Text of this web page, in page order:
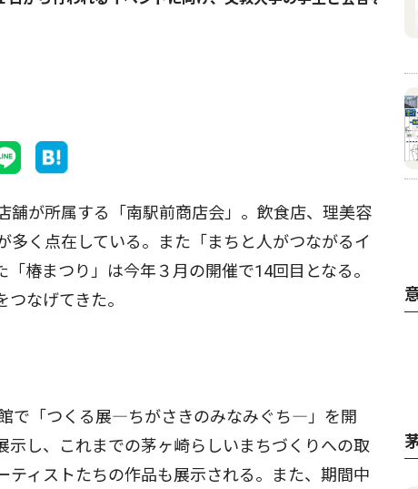
が所属する「南駅前商店会」。飲食店、理美容
く点在している。また「まちと人がつながるイ
椿まつり」は今年３月の開催で14回目となる。
なげてきた。
で「つくる展―ちがさきのみなみぐち―」を開
し、これまでの茅ヶ崎らしいまちづくりへの取
ィストたちの作品も展示される。また、期間中